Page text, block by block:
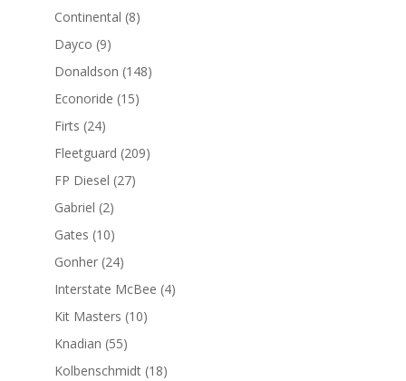
productos
Continental 88
Dayco 99
productos
Donaldson 148148
Econoride 1515
Firts 2424
productos
Fleetguard 209209
FP Diesel 2727
Gabriel 22
productos
Gates 1010
productos
Gonher 2424
productos
Interstate McBee 44
Kit Masters 1010
Knadian 5555
productos
Kolbenschmidt 1818